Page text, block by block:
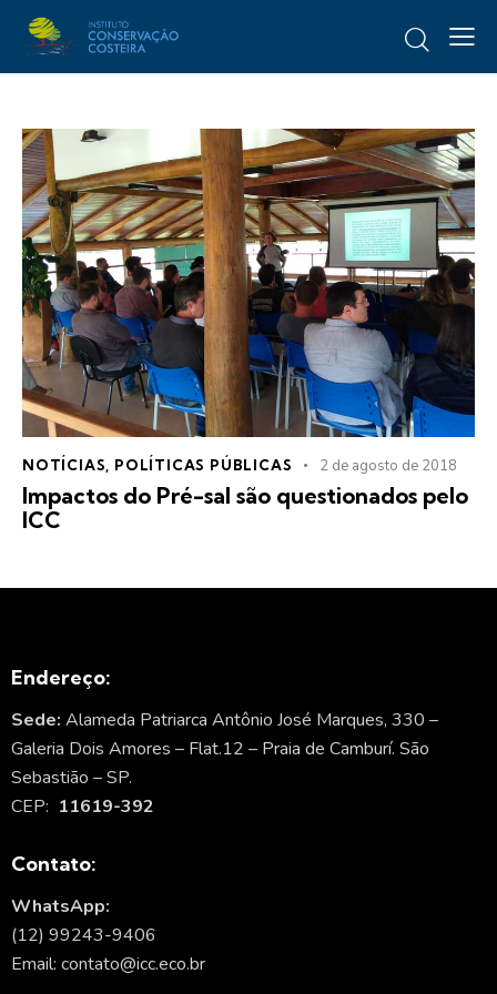
NOTÍCIAS, POLÍTICAS PÚBLICAS 2 de agosto de 2018
Impactos do Pré-sal são questionados pelo
ICC
Endereço:
Sede: Alameda Patriarca Antônio José Marques, 330 –
Galeria Dois Amores – Flat.12 – Praia de Camburí. São
Sebastião – SP.
CEP: 11619-392
Contato:
WhatsApp:
(12) 99243-9406
Email: contato@icc.eco.br